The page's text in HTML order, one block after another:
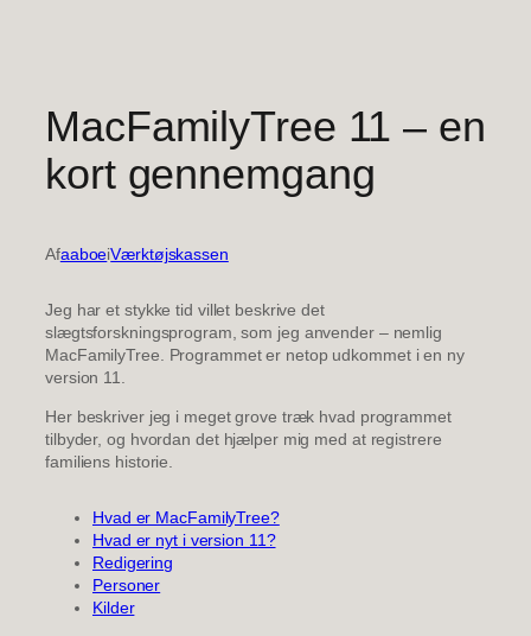
indholdMacFamilyTree 11 – en
kort gennemgang
AfaaboeiVærktøjskassen
Jeg har et stykke tid villet beskrive det
slægtsforskningsprogram, som jeg anvender – nemlig
MacFamilyTree. Programmet er netop udkommet i en ny
version 11.
Her beskriver jeg i meget grove træk hvad programmet
tilbyder, og hvordan det hjælper mig med at registrere
familiens historie.
Hvad er MacFamilyTree?
Hvad er nyt i version 11?
Redigering
Personer
Kilder